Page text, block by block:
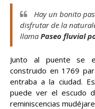
Hay un bonito
disfrutar de la
llama Paseo fluvial
Junto al puente se
construido en 1769
entraba a la ciudad.
puede ver el escudo
reminiscencias